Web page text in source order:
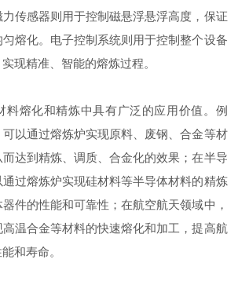
传感器则用于控制磁悬浮悬浮高度，保证
熔化。电子控制系统则用于控制整个设备
现精准、智能的熔炼过程。
熔化和精炼中具有广泛的应用价值。例
以通过熔炼炉实现原料、废钢、合金等材
达到精炼、调质、合金化的效果；在半导
过熔炼炉实现硅材料等半导体材料的精炼
件的性能和可靠性；在航空航天领域中，
温合金等材料的快速熔化和加工，提高航
和寿命。